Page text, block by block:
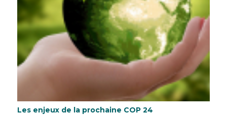
Les enjeux de la prochaine COP 24